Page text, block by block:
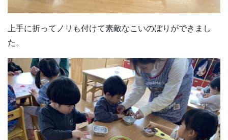
上手に折ってノリも付けて素敵なこいのぼりができまし
た。